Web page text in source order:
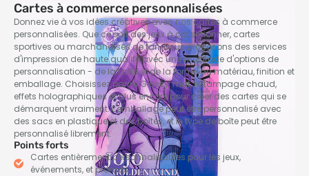
Cartes à commerce personnalisées
Donnez vie à vos idées créatives avec nos cartes à commerce
personnalisées. Que ce soit des jeux à collectionner, cartes
sportives ou marchandises de fan, Nous proposons des services
d'impression de haute qualité avec une multitude d'options de
personnalisation - de la taille et de la forme au matériau, finition et
emballage. Choisissez parmi Glossy, mat, estampage chaud,
effets holographiques et plus encore pour créer des cartes qui se
démarquent vraiment. L'emballage peut être personnalisé avec
des sacs en plastique et des boîtes, et le type de boîte peut être
personnalisé librement.
Points forts
Cartes entièrement personnalisables pour les jeux,
événements, et promos